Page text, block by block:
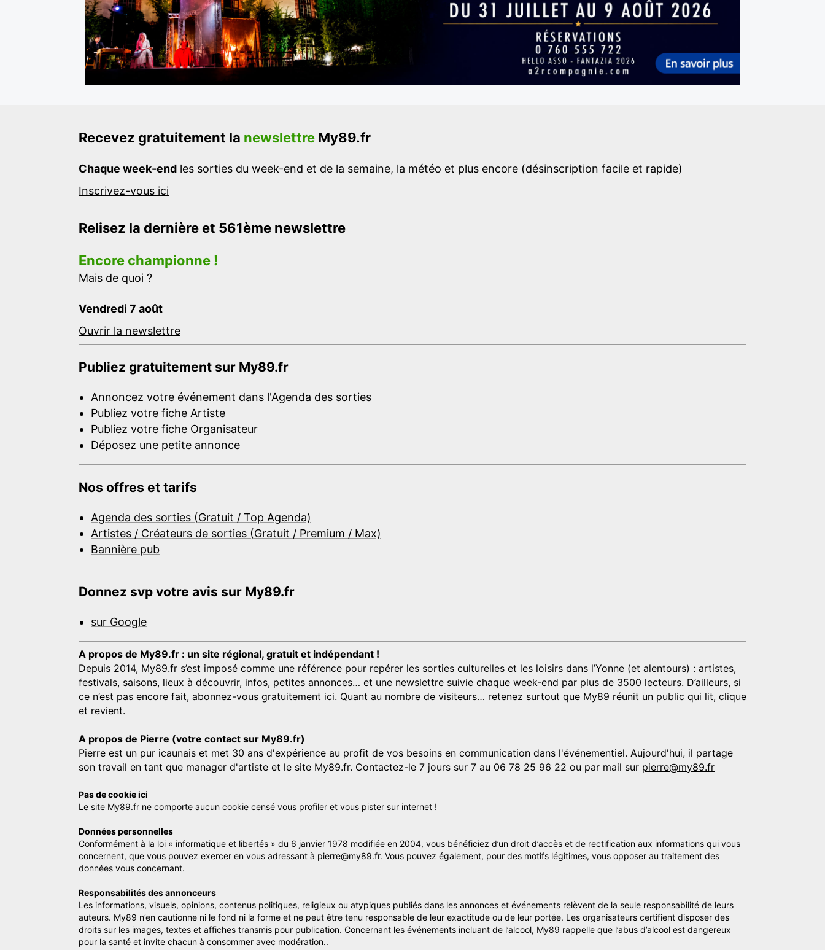
Recevez gratuitement la newslettre My89.fr
Chaque week-end les sorties du week-end et de la semaine, la météo et plus encore (désinscription facile et rapide)
Inscrivez-vous ici
Relisez la dernière et 561ème newslettre
Encore championne !
Mais de quoi ?
Vendredi 7 août
Ouvrir la newslettre
Publiez gratuitement sur My89.fr
Annoncez votre événement dans l'Agenda des sorties
Publiez votre fiche Artiste
Publiez votre fiche Organisateur
Déposez une petite annonce
Nos offres et tarifs
Agenda des sorties (Gratuit / Top Agenda)
Artistes / Créateurs de sorties (Gratuit / Premium / Max)
Bannière pub
Donnez svp votre avis sur My89.fr
sur Google
A propos de My89.fr : un site régional, gratuit et indépendant !
Depuis 2014, My89.fr s’est imposé comme une référence pour repérer les sorties culturelles et les loisirs dans l’Yonne (et alentours) : artistes,
festivals, saisons, lieux à découvrir, infos, petites annonces… et une newslettre suivie chaque week-end par plus de 3500 lecteurs. D’ailleurs, si
ce n’est pas encore fait, abonnez-vous gratuitement ici. Quant au nombre de visiteurs… retenez surtout que My89 réunit un public qui lit, clique
et revient.
A propos de Pierre (votre contact sur My89.fr)
Pierre est un pur icaunais et met 30 ans d'expérience au profit de vos besoins en communication dans l'événementiel. Aujourd'hui, il partage
son travail en tant que manager d'artiste et le site My89.fr. Contactez-le 7 jours sur 7 au 06 78 25 96 22 ou par mail sur pierre@my89.fr
Pas de cookie ici
Le site My89.fr ne comporte aucun cookie censé vous profiler et vous pister sur internet !
Données personnelles
Conformément à la loi « informatique et libertés » du 6 janvier 1978 modifiée en 2004, vous bénéficiez d’un droit d’accès et de rectification aux informations qui vous
concernent, que vous pouvez exercer en vous adressant à pierre@my89.fr. Vous pouvez également, pour des motifs légitimes, vous opposer au traitement des
données vous concernant.
Responsabilités des annonceurs
Les informations, visuels, opinions, contenus politiques, religieux ou atypiques publiés dans les annonces et événements relèvent de la seule responsabilité de leurs
auteurs. My89 n’en cautionne ni le fond ni la forme et ne peut être tenu responsable de leur exactitude ou de leur portée. Les organisateurs certifient disposer des
droits sur les images, textes et affiches transmis pour publication. Concernant les événements incluant de l’alcool, My89 rappelle que l’abus d’alcool est dangereux
pour la santé et invite chacun à consommer avec modération..